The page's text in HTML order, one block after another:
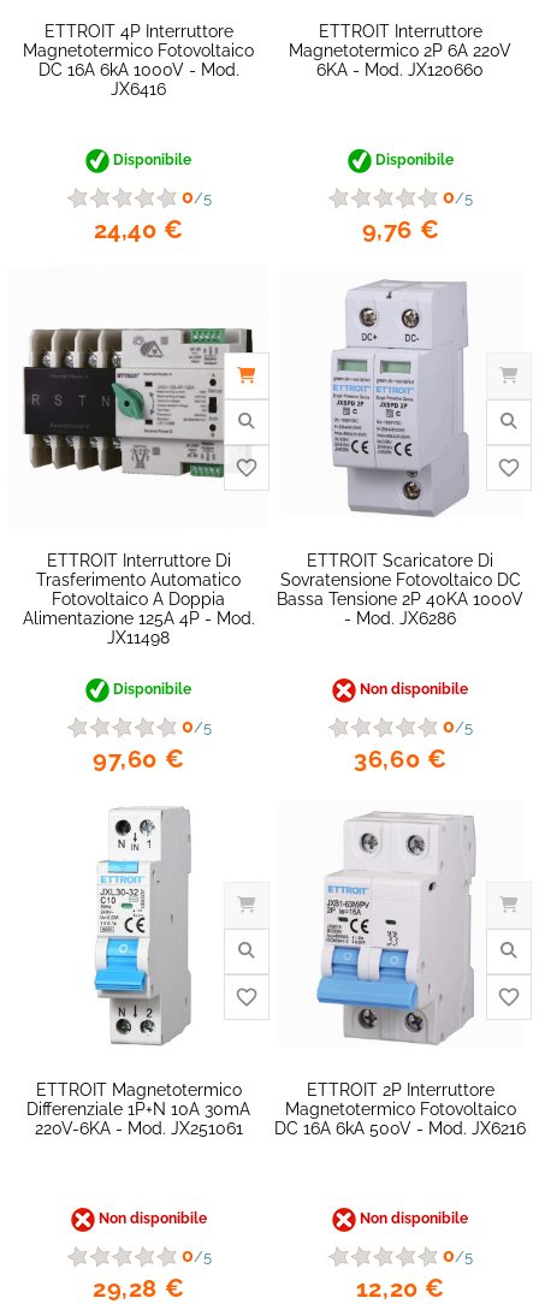
favorite_border
ETTROIT 4P Interruttore
Magnetotermico Fotovoltaico
DC 16A 6kA 1000V - Mod.
JX6416
Disponibile
0/5
24,40 €
ETTROIT Interruttore
Magnetotermico 2P 6A 220V
6KA - Mod. JX120660
Disponibile
0/5
9,76 €
ETTROIT Interruttore Di
Trasferimento Automatico
Fotovoltaico A Doppia
Alimentazione 125A 4P - Mod.
JX11498
Disponibile
0/5
97,60 €
ETTROIT Scaricatore Di
Sovratensione Fotovoltaico DC
Bassa Tensione 2P 40KA 1000V
- Mod. JX6286
Non disponibile
0/5
36,60 €
ETTROIT Magnetotermico
Differenziale 1P+N 10A 30mA
220V-6KA - Mod. JX251061
Non disponibile
0/5
29,28 €
ETTROIT 2P Interruttore
Magnetotermico Fotovoltaico
DC 16A 6kA 500V - Mod. JX6216
Non disponibile
0/5
12,20 €